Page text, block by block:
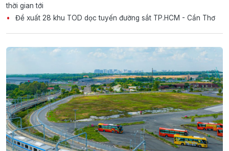
thời gian tới
Đề xuất 28 khu TOD dọc tuyến đường sắt TP.HCM - Cần Thơ